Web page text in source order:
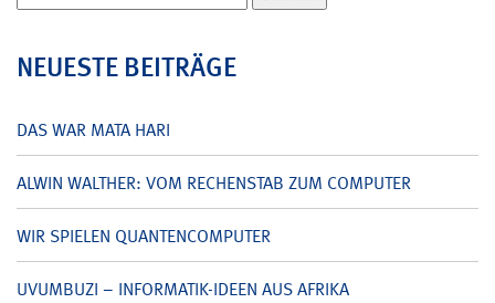
nach:
NEUESTE BEITRÄGE
DAS WAR MATA HARI
ALWIN WALTHER: VOM RECHENSTAB ZUM COMPUTER
WIR SPIELEN QUANTENCOMPUTER
UVUMBUZI – INFORMATIK-IDEEN AUS AFRIKA